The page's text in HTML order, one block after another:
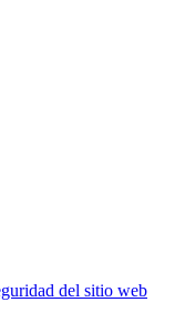
del sitio web